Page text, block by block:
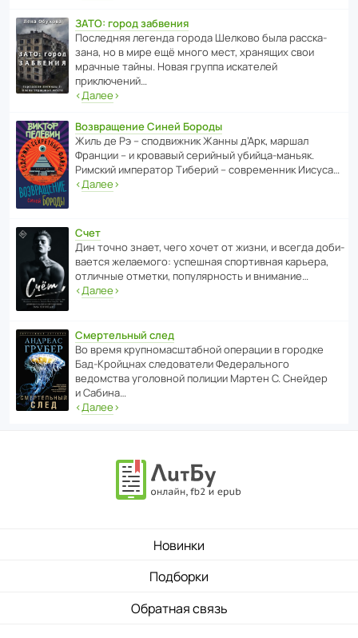
ЗАТО: город забвения
После­дняя легенда города Шелково была расска­
зана, но в мире ещё много мест, хранящих свои
мрачные тайны. Новая группа иска­телей
приключений…
‹Далее›
Возвращение Синей Бороды
Жиль де Рэ – спод­ви­жник Жанны д’Арк, маршал
Франции – и кровавый серийный убийца-маньяк.
Римский импе­ратор Тиберий – совре­менник Иисуса…
‹Далее›
Счет
Дин точно знает, чего хочет от жизни, и всегда доби­
ва­ется жела­е­мого: успе­шная спор­ти­вная карьера,
отли­чные отметки, попу­ля­р­ность и внимание…
‹Далее›
Смертельный след
Во время круп­но­мас­ш­та­бной операции в городке
Бад‑Крой­цнах следо­ва­тели Феде­раль­ного
ведомства уголо­вной полиции Мартен С. Снейдер
и Сабина…
‹Далее›
Новинки
Подборки
Обратная связь